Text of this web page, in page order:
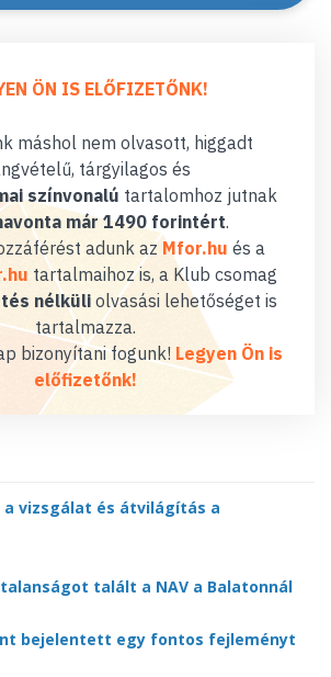
ÖN IS ELŐFIZETŐNK!
máshol nem olvasott, higgadt
tárgyilagos és
színvonalú tartalomhoz jutnak
már 1490 forintért.
adunk az Mfor.hu és a
tartalmaihoz is, a Klub csomag
nélküliolvasási lehetőséget is
tartalmazza.
bizonyítani fogunk! Legyen Ön is
előfizetőnk!
vizsgálat és átvilágítás a
talált a NAV a Balatonnál
bejelentett egy fontos fejleményt